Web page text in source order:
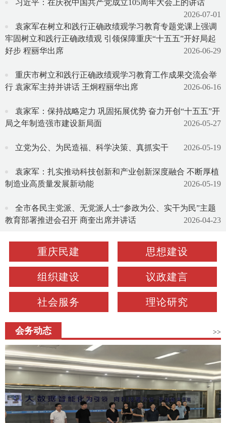
习近平：在庆祝中国共产党成立105周年大会上的讲话
2026-07-01
袁家军在树立和践行正确政绩观学习教育专题党课上强调
牢固树立和践行正确政绩观 引领保障重庆“十五五”开好局起
好步 程丽华出席
2026-06-29
重庆市树立和践行正确政绩观学习教育工作成果交流会举
行 袁家军主持并讲话 王炯程丽华出席
2026-06-16
袁家军：保持战略定力 巩固拓展优势 奋力开创“十五五”开
局之年制造强市建设新局面
2026-05-27
立党为公、为民造福、科学决策、真抓实干 2026-05-19
袁家军：扎实推动科技创新和产业创新深度融合 不断厚植
制造业高质量发展新动能
2026-05-19
全市各民主党派、无党派人士“参政为公、实干为民”主题
教育部署推进会召开 商奎出席并讲话
2026-04-23
重庆民建 思想建设
组织建设 议政建言
社会服务 理论研究
会务动态 >>